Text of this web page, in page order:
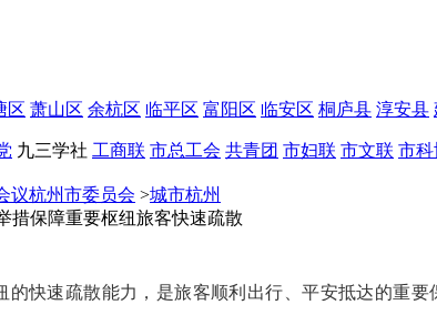
区 萧山区 余杭区 临平区 富阳区 临安区 桐庐县 淳安县
九三学社 工商联 市总工会 共青团 市妇联 市文联 市科
议杭州市委员会 >城市杭州
措保障重要枢纽旅客快速疏散
的快速疏散能力，是旅客顺利出行、平安抵达的重